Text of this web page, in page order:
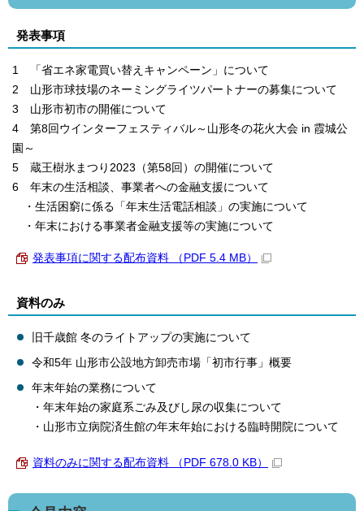
発表事項
1 「省エネ家電買い替えキャンペーン」について
2 山形市球技場のネーミングライツパートナーの募集について
3 山形市初市の開催について
4 第8回ウインターフェスティバル～山形冬の花火大会 in 霞城公
園～
5 蔵王樹氷まつり2023（第58回）の開催について
6 年末の生活相談、事業者への金融支援について
・生活困窮に係る「年末生活電話相談」の実施について
・年末における事業者金融支援等の実施について
発表事項に関する配布資料 （PDF 5.4 MB）
資料のみ
旧千歳館 冬のライトアップの実施について
令和5年 山形市公設地方卸売市場「初市行事」概要
年末年始の業務について
・年末年始の家庭系ごみ及びし尿の収集について
・山形市立病院済生館の年末年始における臨時開院について
資料のみに関する配布資料 （PDF 678.0 KB）